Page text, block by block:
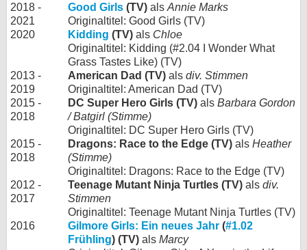
2018 -
2021
Good Girls (TV) als Annie Marks
Originaltitel: Good Girls (TV)
2020
Kidding (TV) als Chloe
Originaltitel: Kidding (#2.04 I Wonder What
Grass Tastes Like) (TV)
2013 -
2019
American Dad (TV) als div. Stimmen
Originaltitel: American Dad (TV)
2015 -
2018
DC Super Hero Girls (TV) als Barbara Gordon
/ Batgirl (Stimme)
Originaltitel: DC Super Hero Girls (TV)
2015 -
2018
Dragons: Race to the Edge (TV) als Heather
(Stimme)
Originaltitel: Dragons: Race to the Edge (TV)
2012 -
2017
Teenage Mutant Ninja Turtles (TV) als div.
Stimmen
Originaltitel: Teenage Mutant Ninja Turtles (TV)
2016
Gilmore Girls: Ein neues Jahr (#1.02
Frühling) (TV) als Marcy